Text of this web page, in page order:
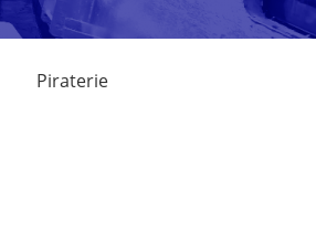
Piraterie